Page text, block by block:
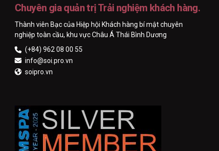
Chuyên gia quản trị Trải nghiệm khách hàng.
Thành viên Bạc của Hiệp hội Khách hàng bí mật chuyên
nghiệp toàn cầu, khu vực Châu Á Thái Bình Dương
(+84) 962 08 00 55
info@soi.pro.vn
soipro.vn